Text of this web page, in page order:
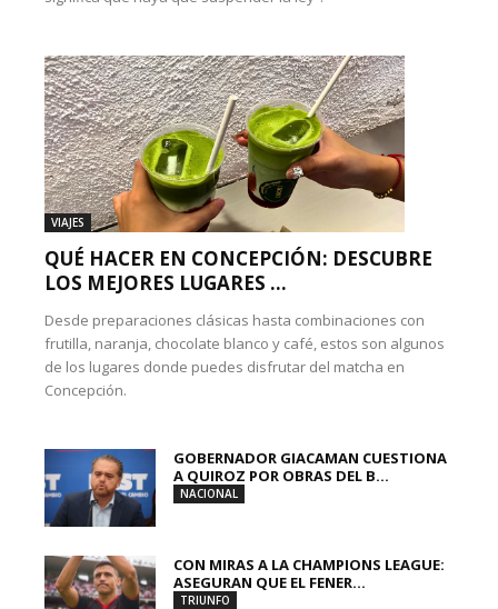
VIAJES
QUÉ HACER EN CONCEPCIÓN: DESCUBRE
LOS MEJORES LUGARES ...
Desde preparaciones clásicas hasta combinaciones con
frutilla, naranja, chocolate blanco y café, estos son algunos
de los lugares donde puedes disfrutar del matcha en
Concepción.
GOBERNADOR GIACAMAN CUESTIONA
A QUIROZ POR OBRAS DEL B...
NACIONAL
CON MIRAS A LA CHAMPIONS LEAGUE:
ASEGURAN QUE EL FENER...
TRIUNFO